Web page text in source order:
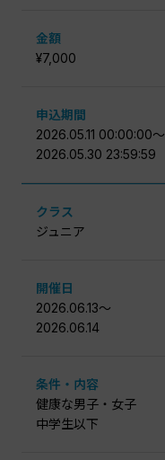
金額
¥7,000
申込期間
2026.05.11 00:00:00〜
2026.05.30 23:59:59
クラス
ジュニア
開催日
2026.06.13〜
2026.06.14
条件・内容
健康な男子・女子
中学生以下